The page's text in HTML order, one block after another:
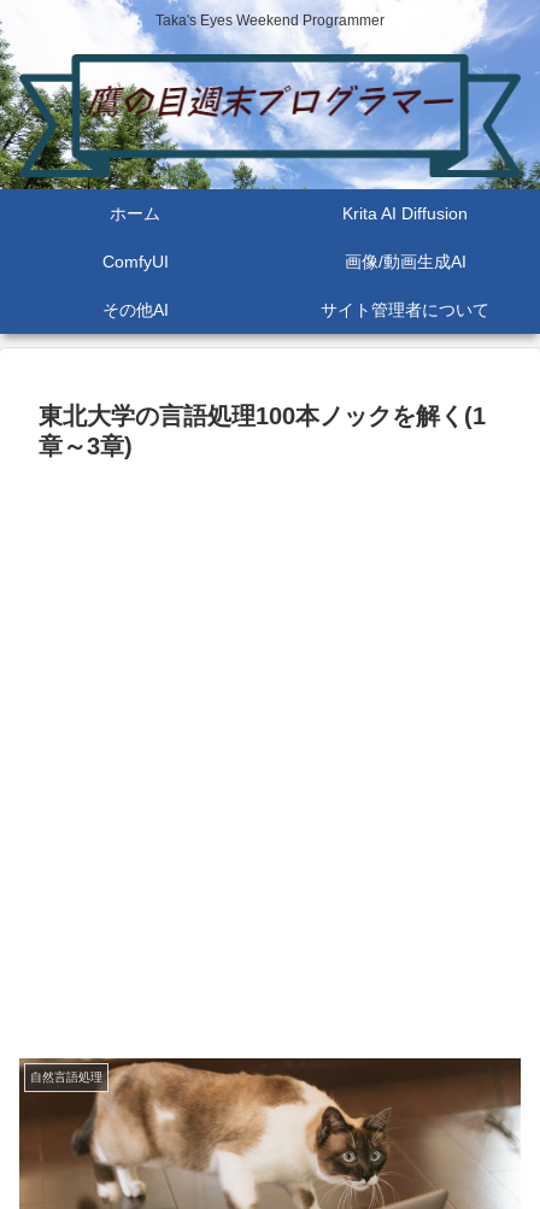
Taka's Eyes Weekend Programmer
ホーム Krita AI Diffusion
ComfyUI 画像/動画生成AI
その他AI サイト管理者について
東北大学の言語処理100本ノックを解く(1
章～3章)
自然言語処理